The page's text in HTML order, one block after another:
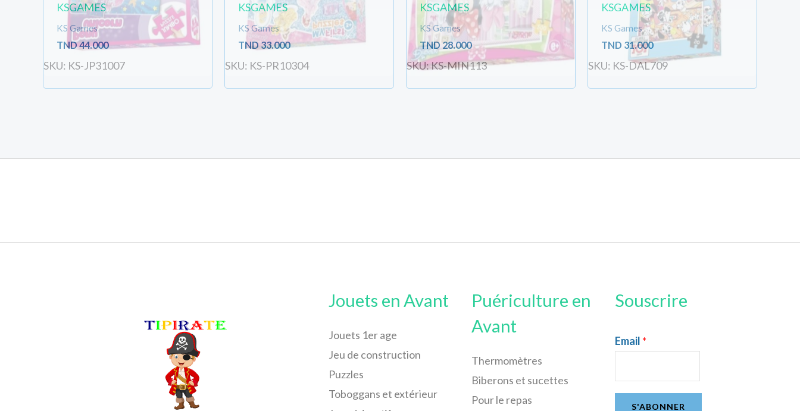
KSGAMES
KS Games
TND44.000
SKU: KS-JP31007
KSGAMES
KS Games
TND 33.000
SKU: KS-PR10304
KSGAMES
KS Games
TND28.000
SKU: KS-MIN113
KSGAMES
KS Games
TND 31.000
SKU: KS-DAL709
Jouets en Avant
Jouets 1er age
Jeu de construction
Puzzles
Toboggans et extérieur
Puériculture en
Avant
Thermomètres
Biberons et sucettes
Pour le repas
Souscrire
Email *
S'ABONNER